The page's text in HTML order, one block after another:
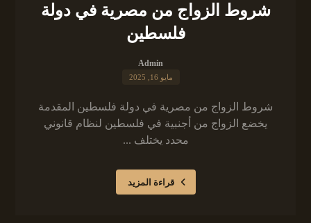
شروط الزواج من مصرية في دولة
فلسطين
Admin
مايو 16, 2025
شروط الزواج من مصرية في دولة فلسطين المقدمة
يخضع الزواج من أجنبية في فلسطين لنظام قانوني
محدد يختلف ...
قراءة المزيد